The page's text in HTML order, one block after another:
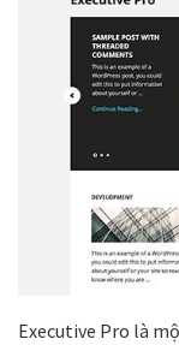
Executive Pro là